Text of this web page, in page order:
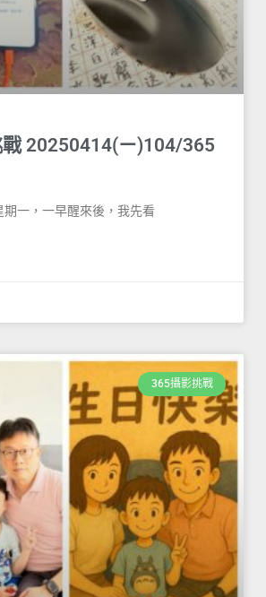
20250414(ㄧ)104/365
期一，一早醒來後，我先看
365攝影挑戰